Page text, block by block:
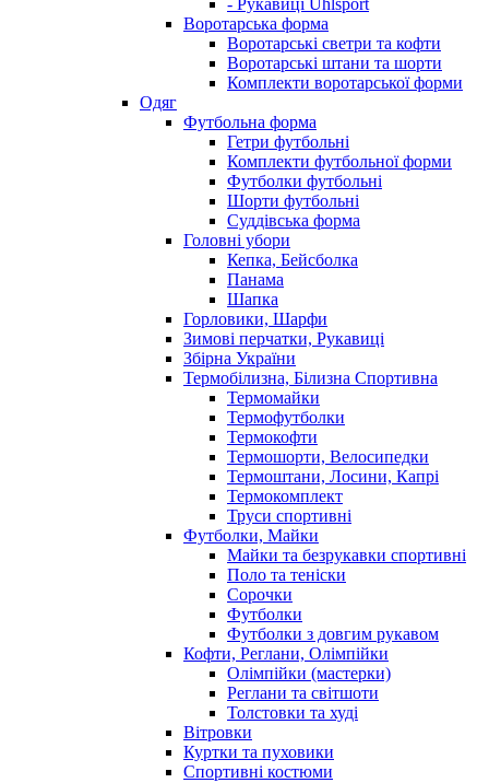
- Рукавиці Uhlsport
Воротарська форма
Воротарські светри та кофти
Воротарські штани та шорти
Комплекти воротарської форми
Одяг
Футбольна форма
Гетри футбольні
Комплекти футбольної форми
Футболки футбольні
Шорти футбольні
Суддівська форма
Головні убори
Кепка, Бейсболка
Панама
Шапка
Горловики, Шарфи
Зимові перчатки, Рукавиці
Збірна України
Термобілизна, Білизна Спортивна
Термомайки
Термофутболки
Термокофти
Термошорти, Велосипедки
Термоштани, Лосини, Капрі
Термокомплект
Труси спортивні
Футболки, Майки
Майки та безрукавки спортивні
Поло та теніски
Сорочки
Футболки
Футболки з довгим рукавом
Кофти, Реглани, Олімпійки
Олімпійки (мастерки)
Реглани та світшоти
Толстовки та худі
Вітровки
Куртки та пуховики
Спортивні костюми